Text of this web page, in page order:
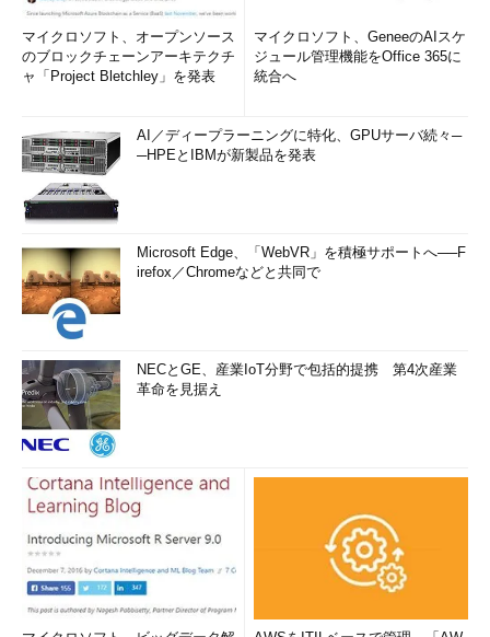
マイクロソフト、オープンソース
のブロックチェーンアーキテクチ
ャ「Project Bletchley」を発表
マイクロソフト、GeneeのAIスケ
ジュール管理機能をOffice 365に
統合へ
AI／ディープラーニングに特化、GPUサーバ続々─
─HPEとIBMが新製品を発表
Microsoft Edge、「WebVR」を積極サポートへ──F
irefox／Chromeなどと共同で
NECとGE、産業IoT分野で包括的提携 第4次産業
革命を見据え